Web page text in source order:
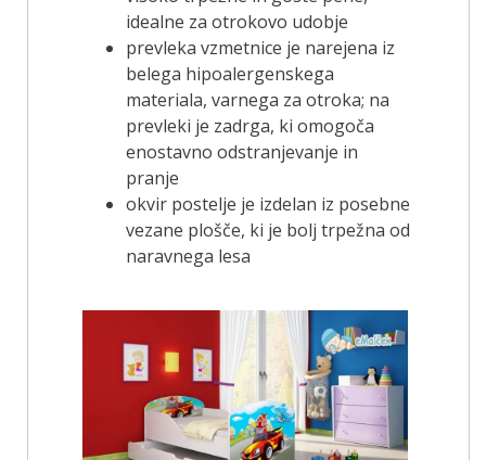
idealne za otrokovo udobje
prevleka vzmetnice je narejena iz
belega hipoalergenskega
materiala, varnega za otroka; na
prevleki je zadrga, ki omogoča
enostavno odstranjevanje in
pranje
okvir postelje je izdelan iz posebne
vezane plošče, ki je bolj trpežna od
naravnega lesa